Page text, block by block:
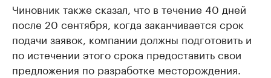
Чиновник также сказал, что в течение 40 дней
после 20 сентября, когда заканчивается срок
подачи заявок, компании должны подготовить и
по истечении этого срока предоставить свои
предложения по разработке месторождения.